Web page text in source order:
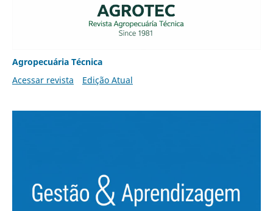
Agropecuária Técnica
Acessar revista
Edição Atual